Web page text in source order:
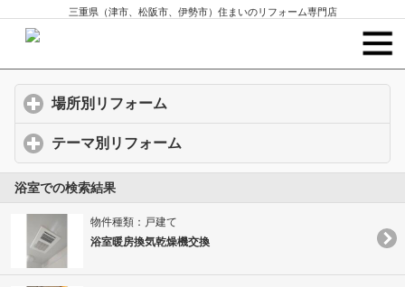
三重県（津市、松阪市、伊勢市）住まいのリフォーム専門店
場所別リフォーム
テーマ別リフォーム
浴室での検索結果
物件種類：戸建て
浴室暖房換気乾燥機交換